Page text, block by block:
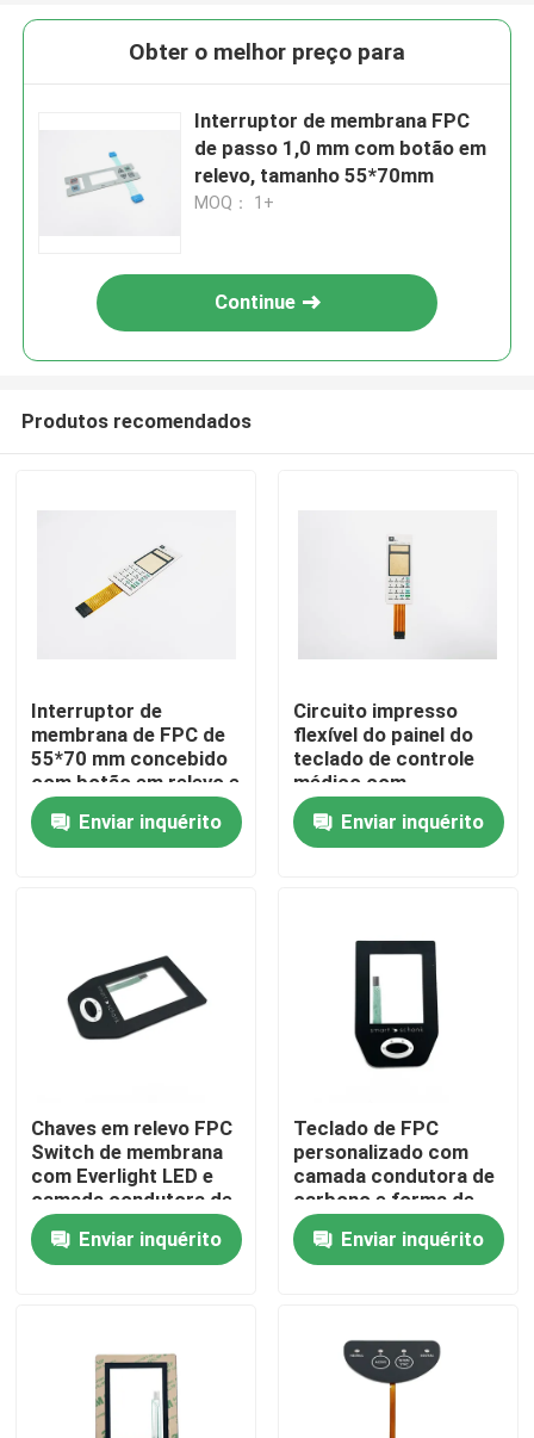
Casa
Produtos
Show de RV
Quem Somos
Fábrica
Controle de Qualidade
Pedir um orçamento
Painel do interruptor de membrana
Obter o melhor preço para
Interruptor de membrana FPC
de passo 1,0 mm com botão em
relevo, tamanho 55*70mm
MOQ： 1+
Continue
Produtos recomendados
Interruptor de
membrana de FPC de
55*70 mm concebido
com botão em relevo e
condutor de prata
impressoEnviar inquérito
Circuito impresso
flexível do painel do
teclado de controle
médico com
durabilidade do
condutor de prata
impressa
Enviar inquérito
Chaves em relevo FPC
Switch de membrana
com Everlight LED e
camada condutora de
carbono
Enviar inquérito
Teclado de FPC
personalizado com
camada condutora de
carbono e forma de
borla
Enviar inquérito